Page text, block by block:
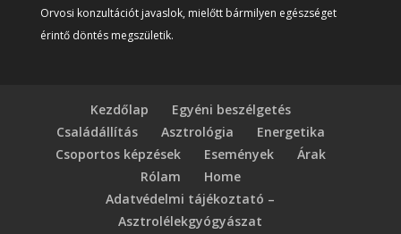
Orvosi konzultációt javaslok, mielőtt bármilyen egészséget
érintő döntés megszületik.
Kezdőlap
Egyéni beszélgetés
Családállítás
Asztrológia
Energetika
Csoportos képzések
Események
Árak
Rólam
Home
Adatvédelmi tájékoztató –
Asztrolélekgyógyászat